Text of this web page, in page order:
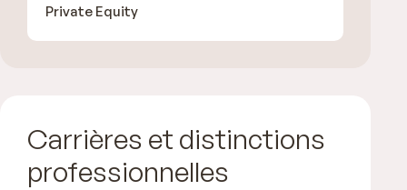
Private Equity
Carrières et distinctions
professionnelles